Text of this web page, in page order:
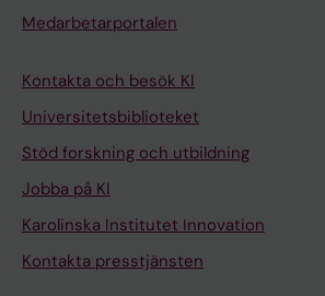
Medarbetarportalen
Kontakta och besök KI
Universitetsbiblioteket
Stöd forskning och utbildning
Jobba på KI
Karolinska Institutet Innovation
Kontakta presstjänsten